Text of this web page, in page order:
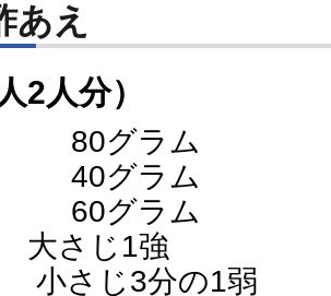
あえ
2人分）
80グラム
40グラム
60グラム
じ1強
じ3分の1弱